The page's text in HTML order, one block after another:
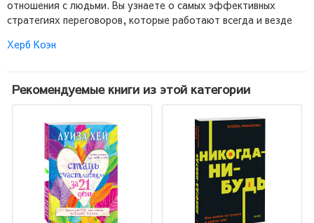
отношения с людьми. Вы узнаете о самых эффективных
стратегиях переговоров, которые работают всегда и везде
Херб Коэн
Рекомендуемые книги из этой категории